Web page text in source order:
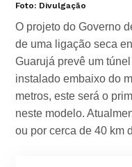
Foto: Divulgação
O projeto do Governo
de uma ligação seca
Guarujá prevê um
instalado embaixo do
metros, este será o
neste modelo.
ou por cerca de 40 km